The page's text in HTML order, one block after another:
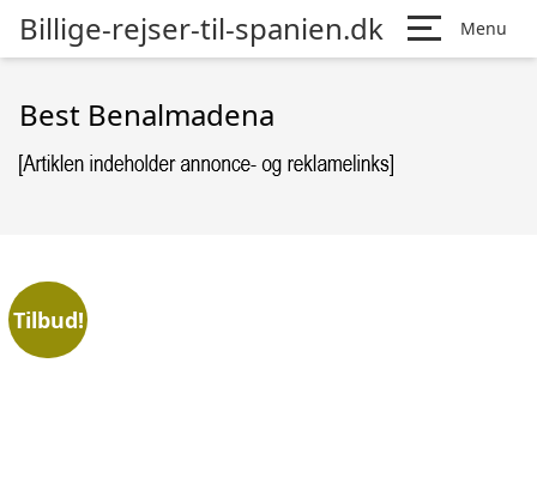
Billige-rejser-til-spanien.dk Menu
Best Benalmadena
Tilbud!